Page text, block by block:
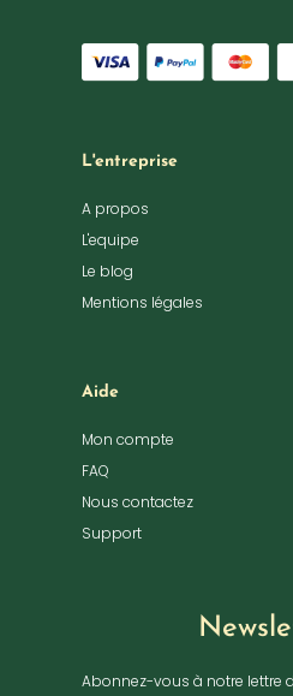
L'entreprise
A propos
L'equipe
Le blog
Mentions légales
Aide
Mon compte
FAQ
Nous contactez
Support
Abonnez-vous à notre lettre